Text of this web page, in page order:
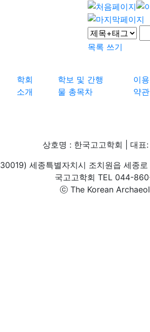
목록 쓰기
학회
소개
학보 및 간행
물 총목차
이용
약관
상호명 : 한국고고학회 | 대
30019) 세종특별자치시 조치원읍 세종
국고고학회 TEL 044-
ⓒ The Korean